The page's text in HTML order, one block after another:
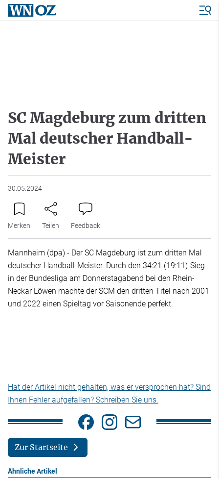
SC Magdeburg zum dritten
Mal deutscher Handball-
Meister
30.05.2024
Merken Teilen Feedback
Mannheim (dpa) - Der SC Magdeburg ist zum dritten Mal
deutscher Handball-Meister. Durch den 34:21 (19:11)-Sieg
in der Bundesliga am Donnerstagabend bei den Rhein-
Neckar Löwen machte der SCM den dritten Titel nach 2001
und 2022 einen Spieltag vor Saisonende perfekt.
Hat der Artikel nicht gehalten, was er versprochen hat? Sind
Ihnen Fehler aufgefallen? Schreiben Sie uns.
Zur Startseite
Ähnliche Artikel